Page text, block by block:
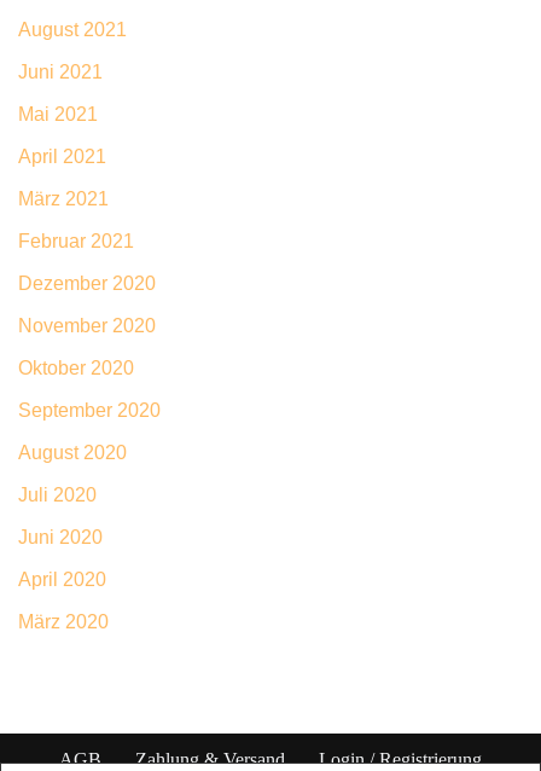
August 2021
Juni 2021
Mai 2021
April 2021
März 2021
Februar 2021
Dezember 2020
November 2020
Oktober 2020
September 2020
August 2020
Juli 2020
Juni 2020
April 2020
März 2020
AGB Zahlung & Versand Login / Registrierung